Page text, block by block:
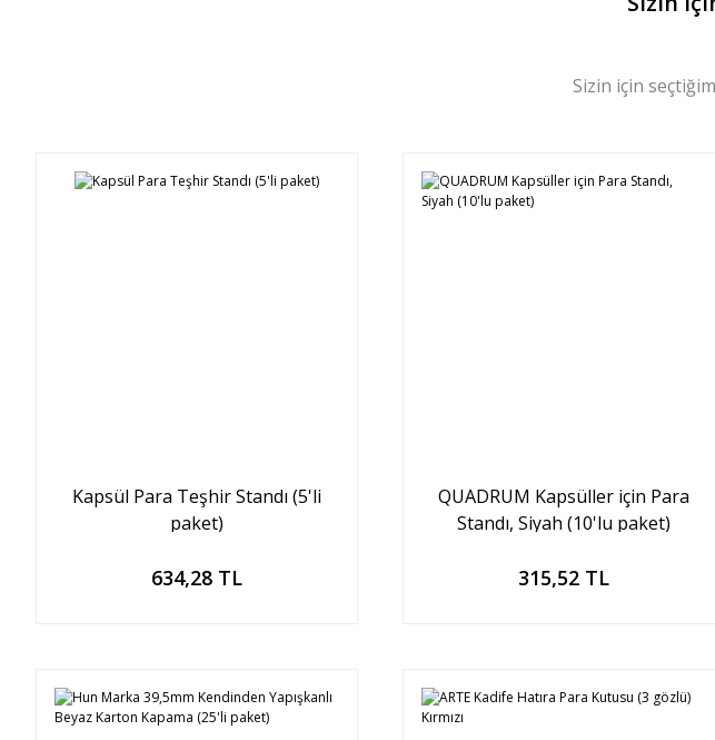
Sizin için
Kapsül Para Teşhir Standı (5'li
paket)
634,28 TL
Sepete Ekle
QUADRUM Kapsüller için Para
Standı, Siyah (10'lu paket)
315,52 TL
Sepete Ekle